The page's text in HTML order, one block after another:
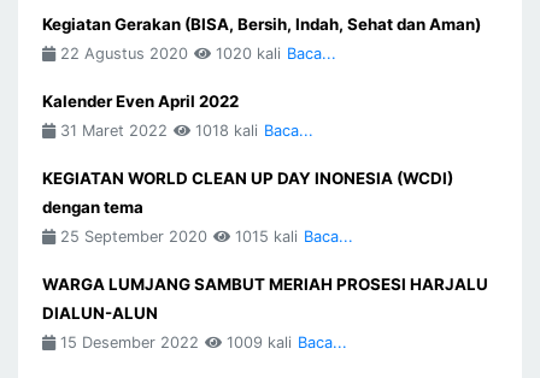
Kegiatan Gerakan (BISA, Bersih, Indah, Sehat dan Aman)
22 Agustus 2020 1020 kali Baca...
Kalender Even April 2022
31 Maret 2022 1018 kali Baca...
KEGIATAN WORLD CLEAN UP DAY INONESIA (WCDI)
dengan tema
25 September 2020 1015 kali Baca...
WARGA LUMJANG SAMBUT MERIAH PROSESI HARJALU
DIALUN-ALUN
15 Desember 2022 1009 kali Baca...